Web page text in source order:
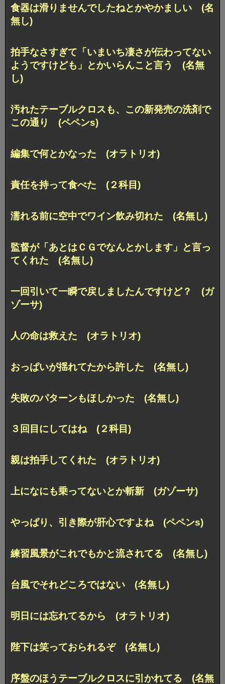
食器は滑りませんでしたねとかやかましい (名
無し)
拍手なさすぎて「いまいち凄さが伝わってない
ようですけども」とかいらんこと言う (名無
し)
汚れたテーブルクロスも、この新発売の洗剤で
この通り (ペペンs)
編集で何とかなった (オラトリオ)
責任を持って食べた (２科目)
濡れる前に空中でワイン飲み切れた (名無し)
監督が「あとはＣＧでなんとかします」と言っ
てくれた (名無し)
一回引いて一瞬で戻しましたんですけど？ (ガ
ゾーサ)
人の命は救えた (オラトリオ)
おっぱいが揺れてたから許した (名無し)
失敗のパターンもほしかった (名無し)
３回目にしてはね (２科目)
親は拍手してくれた (オラトリオ)
上になにも乗ってないとか斬新 (ガゾーサ)
やっぱり、引き際が肝心ですよね (ペペンs)
練習風景がこれでもかと流されてる (名無し)
台風でそれどころではない (名無し)
明日には忘れてるから (オラトリオ)
陛下は笑っておられるぞ (名無し)
序盤のほうテーブルクロスに引かれてる (名無